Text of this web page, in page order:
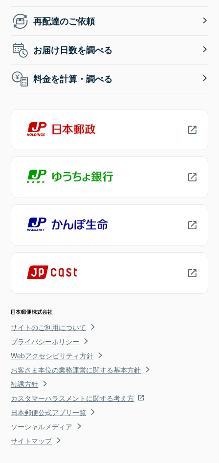
再配達のご依頼
お届け日数を調べる
料金を計算・調べる
サイトのご利用について
プライバシーポリシー
Webアクセシビリティ方針
お客さま本位の業務運営に関する基本方針
勧誘方針
カスタマーハラスメントに関する考え方
日本郵便公式アプリ一覧
ソーシャルメディア
サイトマップ